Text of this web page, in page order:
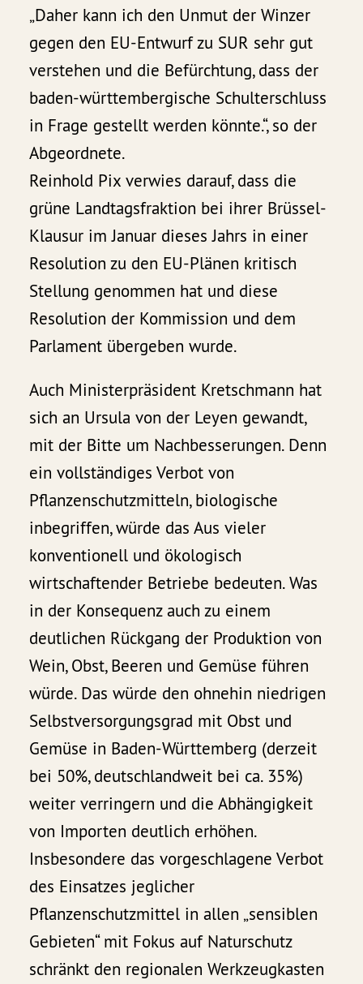
„Daher kann ich den Unmut der Winzer
gegen den EU-Entwurf zu SUR sehr gut
verstehen und die Befürchtung, dass der
baden-württembergische Schulterschluss
in Frage gestellt werden könnte.“, so der
Abgeordnete.
Reinhold Pix verwies darauf, dass die
grüne Landtagsfraktion bei ihrer Brüssel-
Klausur im Januar dieses Jahrs in einer
Resolution zu den EU-Plänen kritisch
Stellung genommen hat und diese
Resolution der Kommission und dem
Parlament übergeben wurde.
Auch Ministerpräsident Kretschmann hat
sich an Ursula von der Leyen gewandt,
mit der Bitte um Nachbesserungen. Denn
ein vollständiges Verbot von
Pflanzenschutzmitteln, biologische
inbegriffen, würde das Aus vieler
konventionell und ökologisch
wirtschaftender Betriebe bedeuten. Was
in der Konsequenz auch zu einem
deutlichen Rückgang der Produktion von
Wein, Obst, Beeren und Gemüse führen
würde. Das würde den ohnehin niedrigen
Selbstversorgungsgrad mit Obst und
Gemüse in Baden-Württemberg (derzeit
bei 50%, deutschlandweit bei ca. 35%)
weiter verringern und die Abhängigkeit
von Importen deutlich erhöhen.
Insbesondere das vorgeschlagene Verbot
des Einsatzes jeglicher
Pflanzenschutzmittel in allen „sensiblen
Gebieten“ mit Fokus auf Naturschutz
schränkt den regionalen Werkzeugkasten